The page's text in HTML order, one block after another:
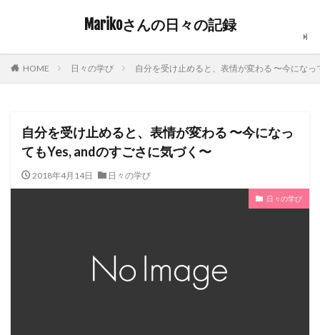
Marikoさんの日々の記録
HOME 日々の学び 自分を受け止めると、表情が変わる 〜今にな
自分を受け止めると、表情が変わる 〜今になっ
てもYes, andのすごさに気づく〜
2018年4月14日 日々の学び
日々の学び